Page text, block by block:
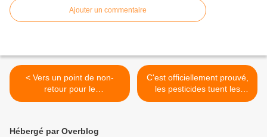
Ajouter un commentaire
< Vers un point de non-
retour pour le
réchauffement de la planète
C'est officiellement prouvé,
les pesticides tuent les
abeilles >
Hébergé par Overblog